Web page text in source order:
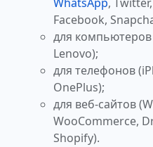
WhatsApp, Twitter,
Facebook,
для компьютеров
Lenovo);
для телефонов
OnePlus);
для веб-сайтов
WooCommerce,
Shopify).